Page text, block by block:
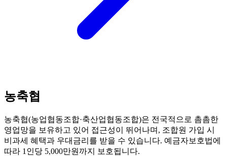
농축협
농축협(농업협동조합·축산업협동조합)은 전국적으로 촘촘한
영업망을 보유하고 있어 접근성이 뛰어나며, 조합원 가입 시
비과세 혜택과 우대금리를 받을 수 있습니다. 예금자보호법에
따라 1인당 5,000만원까지 보호됩니다.